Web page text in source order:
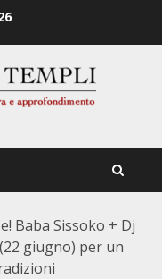
Baba Sissoko + Dj
giugno) per un